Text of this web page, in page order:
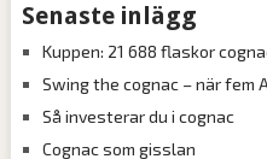
Senaste inlägg
Kuppen: 21 688 flaskor
Swing the cognac – när fem
Så investerar du i cognac
Cognac som gisslan